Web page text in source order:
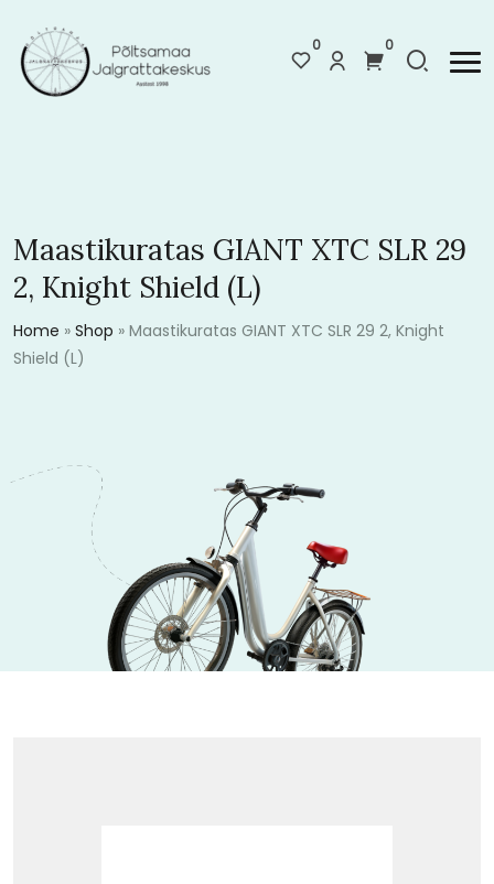
0 0
Maastikuratas GIANT XTC SLR 29
2, Knight Shield (L)
Home » Shop » Maastikuratas GIANT XTC SLR 29 2, Knight
Shield (L)